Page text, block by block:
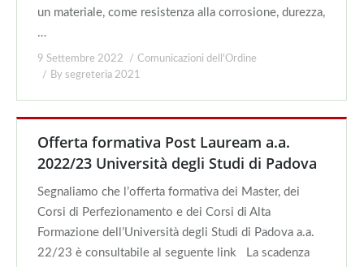
un materiale, come resistenza alla corrosione, durezza,
…
9 Settembre 2022
Comunicazioni dell'Ordine
By segreteria 2021
Offerta formativa Post Lauream a.a.
2022/23 Università degli Studi di Padova
Segnaliamo che l’offerta formativa dei Master, dei
Corsi di Perfezionamento e dei Corsi di Alta
Formazione dell’Università degli Studi di Padova a.a.
22/23 è consultabile al seguente link La scadenza